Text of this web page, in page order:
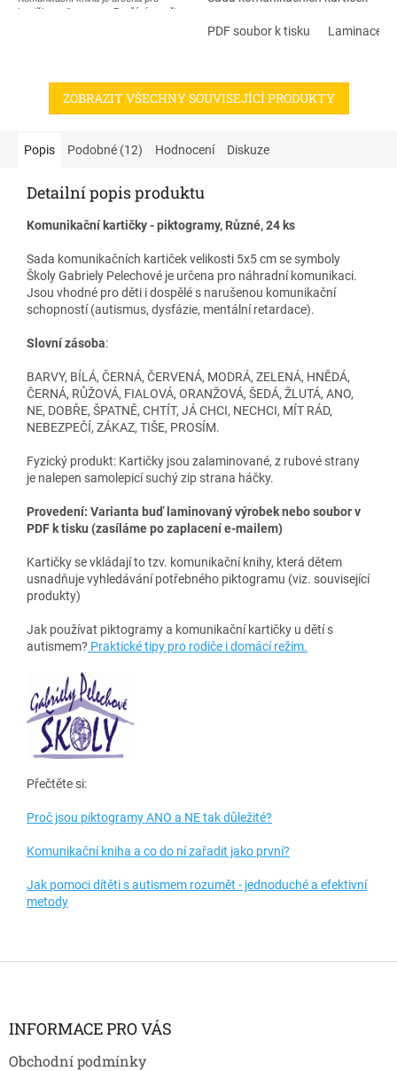
kartičky - piktogramy. Používá se při
Součástí komunikační knihy je
"Já chci".
Školy Gabriely Pelechové je
děti i dospělé s narušenou
komunikační schopností
(autismus, dysfázie, mentální
PDF soubor k tisku Laminace +
ZOBRAZIT VŠECHNY SOUVISEJÍCÍ PRODUKTY
Popis Podobné (12) Hodnocení Diskuze
Detailní popis produktu
Komunikační kartičky - piktogramy, Různé, 24 ks
Sada komunikačních kartiček velikosti 5x5 cm se symboly
Školy Gabriely Pelechové je určena pro náhradní komunikaci.
Jsou vhodné pro děti i dospělé s narušenou komunikační
schopností (autismus, dysfázie, mentální retardace).
Slovní zásoba:
BARVY, BÍLÁ, ČERNÁ, ČERVENÁ, MODRÁ, ZELENÁ, HNĚDÁ,
ČERNÁ, RŮŽOVÁ, FIALOVÁ, ORANŽOVÁ, ŠEDÁ, ŽLUTÁ, ANO,
NE, DOBŘE, ŠPATNĚ, CHTÍT, JÁ CHCI, NECHCI, MÍT RÁD,
NEBEZPEČÍ, ZÁKAZ, TIŠE, PROSÍM.
Fyzický produkt: Kartičky jsou zalaminované, z rubové strany
je nalepen samolepicí suchý zip strana háčky.
Provedení: Varianta buď laminovaný výrobek nebo soubor v
PDF k tisku (zasíláme po zaplacení e-mailem)
Kartičky se vkládají to tzv. komunikační knihy, která dětem
usnadňuje vyhledávání potřebného piktogramu (viz. související
produkty)
Jak používat piktogramy a komunikační kartičky u dětí s
autismem? Praktické tipy pro rodiče i domácí režim.
Přečtěte si:
Proč jsou piktogramy ANO a NE tak důležité?
Komunikační kniha a co do ní zařadit jako první?
Jak pomoci dítěti s autismem rozumět - jednoduché a efektivní
metody
Z
INFORMACE PRO VÁS
Obchodní podmínky